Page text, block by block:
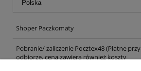
Shoper Paczkomaty
Pobranie/ zaliczenie Pocztex48(Płatne przy
odbiorze, cena zawiera również koszty